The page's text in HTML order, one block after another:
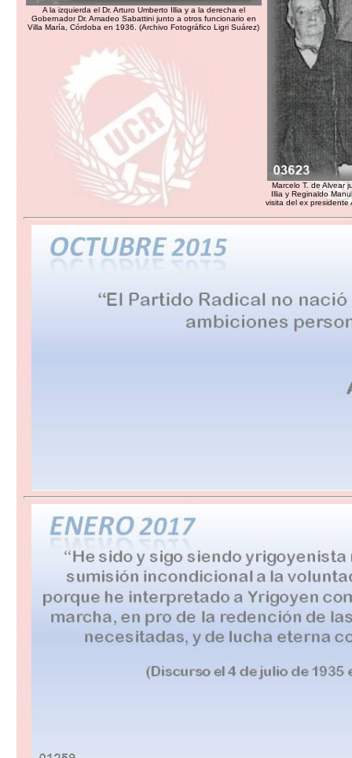
A la izquierda el Dr. Arturo Umberto Illia y a la derecha el
Gobernador Dr. Amadeo Sabattini junto a otros funcionario en
Villa María, Córdoba en 1936. (Archivo Fotográfico Ligri Suárez)
Marcelo T. de Alvear
Illia y Reginaldo
visita del ex presidente